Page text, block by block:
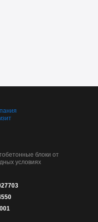
блоки от
условиях